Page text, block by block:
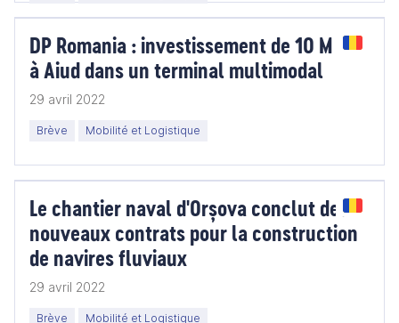
DP Romania : investissement de 10 M EUR
à Aiud dans un terminal multimodal
29 avril 2022
Brève Mobilité et Logistique
Le chantier naval d'Orșova conclut deux
nouveaux contrats pour la construction
de navires fluviaux
29 avril 2022
Brève Mobilité et Logistique